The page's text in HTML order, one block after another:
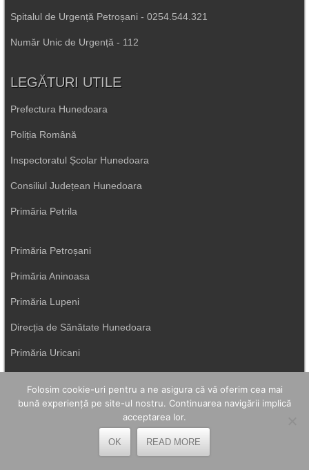
Spitalul de Urgență Petroșani - 0254.544.321
Număr Unic de Urgență - 112
LEGĂTURI UTILE
Prefectura Hunedoara
Poliția Română
Inspectoratul Școlar Hunedoara
Consiliul Județean Hunedoara
Primăria Petrila
Primăria Petroșani
Primăria Aninoasa
Primăria Lupeni
Direcția de Sănătate Hunedoara
Primăria Uricani
Primăria Vulcan
Folosim cookie-uri pentru a ne asigura că vă oferim cea mai
bună experiență pe site-ul nostru. Continuarea navigării implică
acceptarea lor.
OK READ MORE